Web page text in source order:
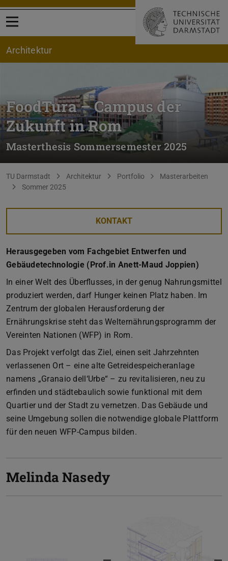
Menü öffnen
Architektur
FoodTura – Campus der
Zukunft in Rom
Masterthesis Sommersemester 2025
Sie befinden sich hier:
TU Darmstadt Architektur Portfolio
Masterarbeiten
Sommer 2025
KONTAKT
Herausgegeben vom Fachgebiet Entwerfen und
Gebäudetechnologie (Prof.in Anett-Maud Joppien)
In einer Welt des Überflusses, in der genug Nahrungsmittel
produziert werden, darf Hunger keinen Platz haben. Im
Zentrum der globalen Herausforderung der
Ernährungskrise steht das Welternährungsprogramm der
Vereinten Nationen (WFP) in Rom.
Das Projekt verfolgt das Ziel, einen seit Jahrzehnten
verlassenen Ort – eine alte Getreidespeicheranlage
namens „Granaio dell‘Urbe“ – zu revitalisieren, neu zu
erfinden und städtebaulich sowie funktional mit dem
Quartier und der Stadt zu vernetzen. Das Gebäude und
seine Umgebung sollen die notwendige globale Plattform
für den neuen WFP-Campus bilden.
Melinda Nasedy